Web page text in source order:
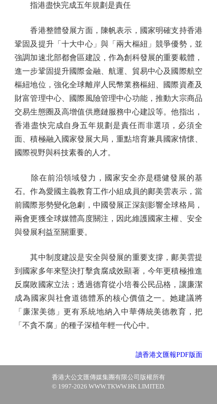
指港盡快完成五年規劃是責任
香港整體發展方面，陳帆表示，國家明確支持香港
鞏固及提升「十大中心」與「兩大樞紐」競爭優勢，並
強調加速北部都會區建設，作為創科發展的重要載體，
進一步鞏固提升國際金融、航運、貿易中心及國際航空
樞紐地位，強化全球離岸人民幣業務樞紐、國際資產及
財富管理中心、國際風險管理中心功能，推動大宗商品
交易生態圈及高增值供應鏈服務中心建設等。他指出，
香港盡快完成自身五年規劃是責任而非選項，必須全
面、積極融入國家發展大局，重點培育兼具國家情懷、
國際視野與科技素養的人才。
除在前沿領域發力，國家安全亦是穩健發展的基
石。作為愛國主義教育工作小組成員的鄺美雲表示，當
前國際形勢變化急劇，中國發展正深刻影響全球格局，
兩會更獲全球媒體高度關注，因此維護國家主權、安全
與發展利益至關重要。
其中制度建設是安全與發展的重要支撐，鄺美雲提
到國家多年來堅決打擊貪腐成效顯著，今年更積極推進
反腐敗國家立法；透過德育從小培養公民品格，讓廉潔
成為國家與社會道德體系的核心價值之一。她建議將
「廉潔美德」更有系統地納入中華傳統美德教育，把
「不貪不腐」的種子深植年輕一代心中。
讀香港文匯報PDF版面
香港大公文匯傳媒集團有限公司版權所有
© 1997-2026 WWW.TKWW.HK LIMITED.